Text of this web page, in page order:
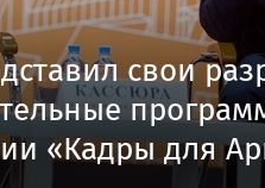
свои
«Кадры для